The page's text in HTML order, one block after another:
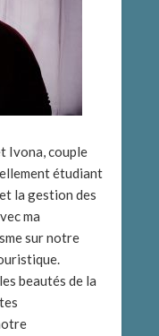
Ivona, couple
étudiant
la gestion des
ma
sur notre
beautés de la